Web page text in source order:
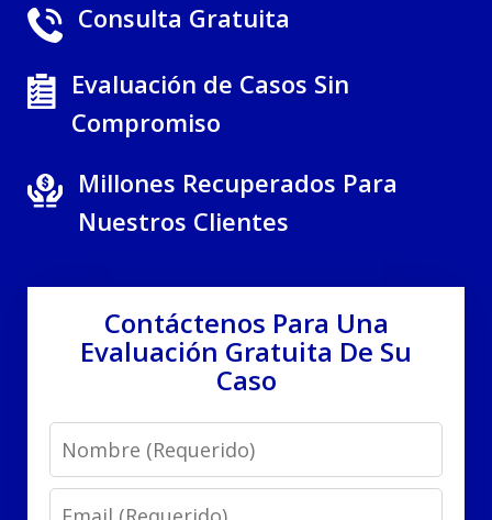
Consulta Gratuita
Evaluación de Casos Sin
Compromiso
Millones Recuperados Para
Nuestros Clientes
Contáctenos Para Una
Evaluación Gratuita De Su
Caso
Name
Email